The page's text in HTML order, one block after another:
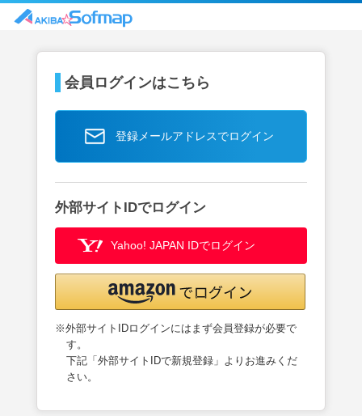
会員ログインはこちら
登録メールアドレスでログイン
外部サイトIDでログイン
Yahoo! JAPAN IDでログイン
※外部サイトIDログインにはまず会員登録が必要で
す。
下記「外部サイトIDで新規登録」よりお進みくだ
さい。